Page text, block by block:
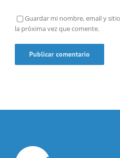
Guardar mi nombre, email y
la próxima vez que comente.